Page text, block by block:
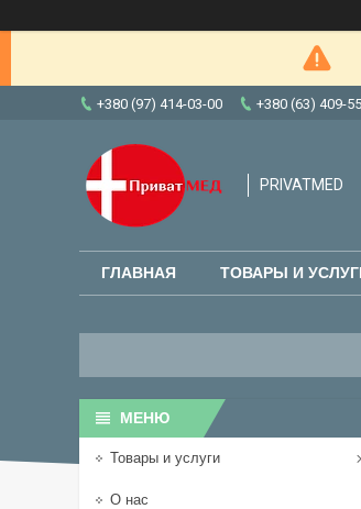
+380 (97) 414-03-00 +380 (63) 409-
PRIVATMED
ГЛАВНАЯ ТОВАРЫ И
Товары и услуги
О нас